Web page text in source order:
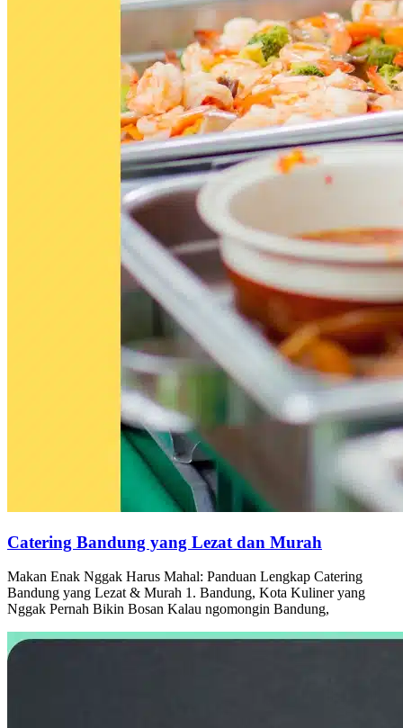
Catering Bandung yang Lezat dan Murah
Makan Enak Nggak Harus Mahal: Panduan Lengkap Catering
Bandung yang Lezat & Murah 1. Bandung, Kota Kuliner yang
Nggak Pernah Bikin Bosan Kalau ngomongin Bandung,